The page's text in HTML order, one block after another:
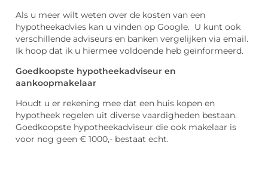
Als u meer wilt weten over de kosten van een
hypotheekadvies kan u vinden op Google. U kunt ook
verschillende adviseurs en banken vergelijken via email.
Ik hoop dat ik u hiermee voldoende heb geïnformeerd.
Goedkoopste hypotheekadviseur en
aankoopmakelaar
Houdt u er rekening mee dat een huis kopen en
hypotheek regelen uit diverse vaardigheden bestaan.
Goedkoopste hypotheekadviseur die ook makelaar is
voor nog geen € 1000,- bestaat echt.